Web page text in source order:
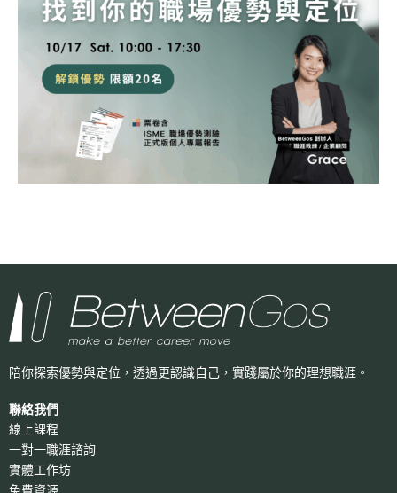
陪你探索優勢與定位，透過更認識自己， 實踐屬於你的理想職涯。
聯絡我們
線上課程
一對一職涯諮詢
實體工作坊